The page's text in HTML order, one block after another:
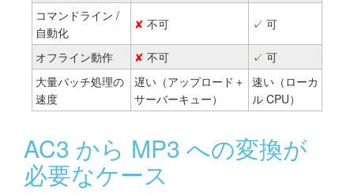
コマンドライン /
自動化
✘ 不可 ✓ 可
オフライン動作 ✘ 不可 ✓ 可
大量バッチ処理の
速度
遅い（アップロード＋
サーバーキュー）
速い（ローカ
ル CPU）
AC3 から MP3 への変換が
必要なケース